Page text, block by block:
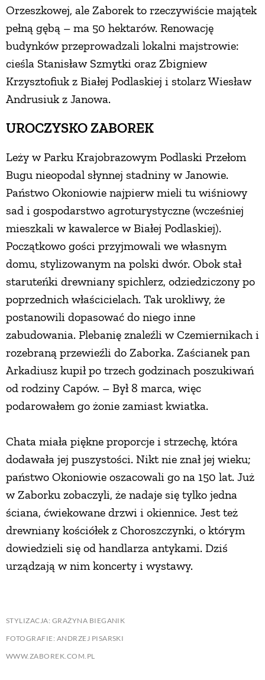
Orzeszkowej, ale Zaborek to rzeczywiście majątek
pełną gębą – ma 50 hektarów. Renowację
budynków przeprowadzali lokalni majstrowie:
cieśla Stanisław Szmytki oraz Zbigniew
Krzysztofiuk z Białej Podlaskiej i stolarz Wiesław
Andrusiuk z Janowa.
UROCZYSKO ZABOREK
Leży w Parku Krajobrazowym Podlaski Przełom
Bugu nieopodal słynnej stadniny w Janowie.
Państwo Okoniowie najpierw mieli tu wiśniowy
sad i gospodarstwo agroturystyczne (wcześniej
mieszkali w kawalerce w Białej Podlaskiej).
Początkowo gości przyjmowali we własnym
domu, stylizowanym na polski dwór. Obok stał
staruteńki drewniany spichlerz, odziedziczony po
poprzednich właścicielach. Tak urokliwy, że
postanowili dopasować do niego inne
zabudowania. Plebanię znaleźli w Czemiernikach i
rozebraną przewieźli do Zaborka. Zaścianek pan
Arkadiusz kupił po trzech godzinach poszukiwań
od rodziny Capów. – Był 8 marca, więc
podarowałem go żonie zamiast kwiatka.
Chata miała piękne proporcje i strzechę, która
dodawała jej puszystości. Nikt nie znał jej wieku;
państwo Okoniowie oszacowali go na 150 lat. Już
w Zaborku zobaczyli, że nadaje się tylko jedna
ściana, ćwiekowane drzwi i okiennice. Jest też
drewniany kościółek z Choroszczynki, o którym
dowiedzieli się od handlarza antykami. Dziś
urządzają w nim koncerty i wystawy.
STYLIZACJA: GRAŻYNA BIEGANIK
FOTOGRAFIE: ANDRZEJ PISARSKI
WWW.ZABOREK.COM.PL